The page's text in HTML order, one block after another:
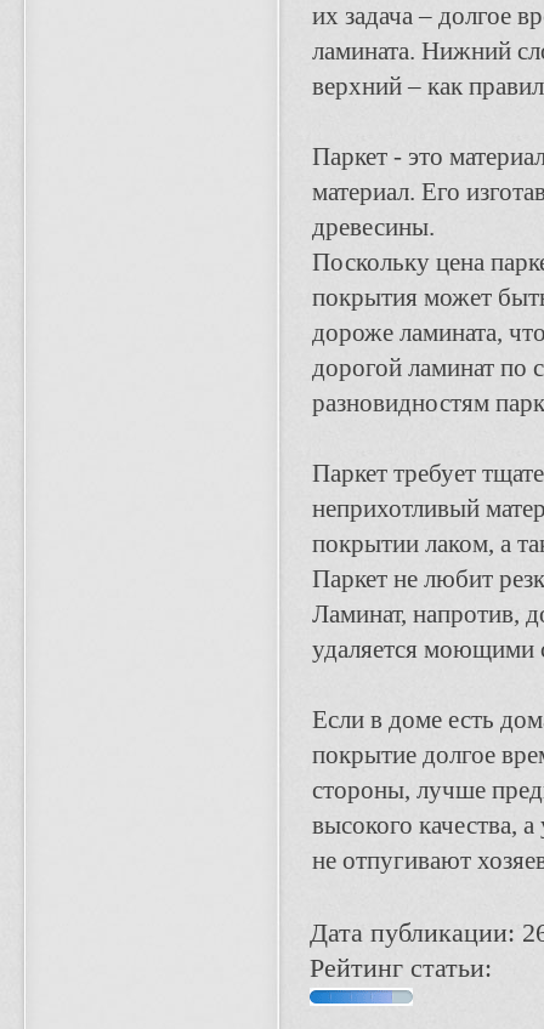
их задача – долгое
ламината. Нижний
верхний – как
Паркет - это
материал. Его
древесины.
Поскольку цена
покрытия может
дороже ламината,
дорогой ламинат по
разновидностям
Паркет требует
неприхотливый
покрытии лаком, а
Паркет не любит
Ламинат, напротив,
удаляется моющими
Если в доме есть
покрытие долгое
стороны, лучше
высокого качества,
не отпугивают
Дата публикации:
Рейтинг статьи: